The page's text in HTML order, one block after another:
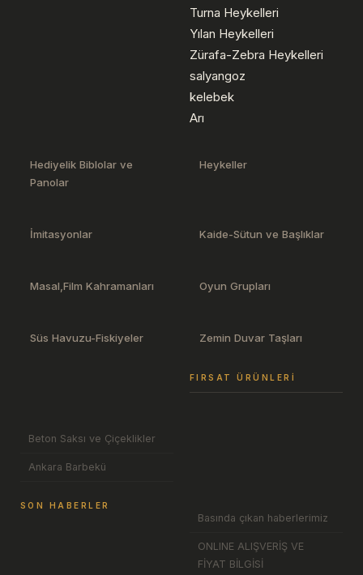
Turna Heykelleri
Yılan Heykelleri
Zürafa-Zebra Heykelleri
salyangoz
kelebek
Arı
Hediyelik Biblolar ve
Panolar
Heykeller
İmitasyonlar Kaide-Sütun ve Başlıklar
Masal,Film Kahramanları Oyun Grupları
Süs Havuzu-Fiskiyeler Zemin Duvar Taşları
FIRSAT ÜRÜNLERI
Beton Saksı ve Çiçeklikler
Ankara Barbekü
SON HABERLER
Basında çıkan haberlerimiz
ONLINE ALIŞVERİŞ VE
FİYAT BİLGİSİ